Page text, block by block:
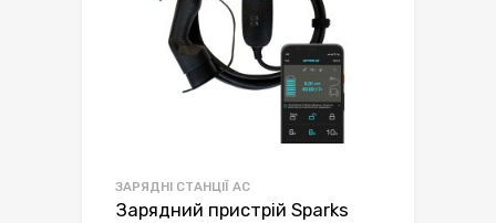
ЗАРЯДНІ СТАНЦІЇ AC
Зарядний пристрій Sparks